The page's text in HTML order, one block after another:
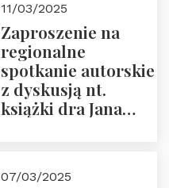
i prof.
Krasnodębski
11/03/2025
Zaproszenie na
regionalne
spotkanie autorskie
z dyskusją nt.
książki dra Jana
07/03/2025